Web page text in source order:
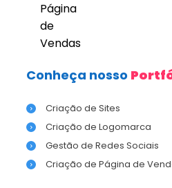
Página
de
Vendas
Conheça nosso
Criação de Sites
Criação de Logomarca
Gestão de Redes Sociais
Criação de Página de